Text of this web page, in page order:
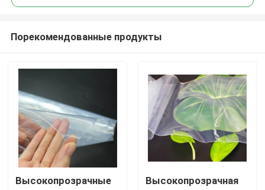
Дом
Порекомендованные продукты
Высокопрозрачные
Высокопрозрачная